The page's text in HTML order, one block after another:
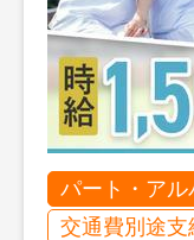
パート・アル
交通費別途支